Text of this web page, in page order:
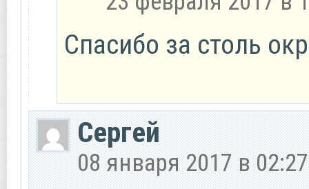
Спасибо за столь
Сергей
08 января 2017 в 02:27